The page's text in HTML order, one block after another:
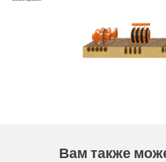
Вам также